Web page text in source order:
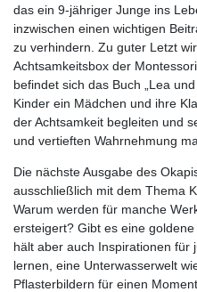
das ein 9-jähriger Junge ins
inzwischen einen wichtigen
zu verhindern. Zu guter Letzt
Achtsamkeitsbox der
befindet sich das Buch „Lea
Kinder ein Mädchen und ihre
der Achtsamkeit begleiten und
und vertieften Wahrnehmung
Die nächste Ausgabe des
ausschließlich mit dem Thema
Warum werden für manche
ersteigert? Gibt es eine
hält aber auch Inspirationen für
lernen, eine Unterwasserwelt
Pflasterbildern für einen